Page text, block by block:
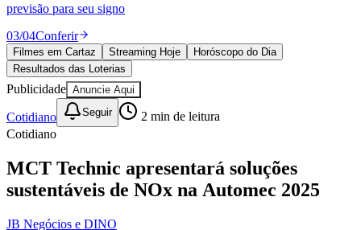
Mega-Sena, Quina, Lotofácil e todos os jogos. Resultado
04/04Ver resultados
Filmes em Cartaz Streaming Hoje
Resultados das Loterias
Publicidade Anuncie Aqui
Cotidiano Seguir
MCT Technic apresentará soluções